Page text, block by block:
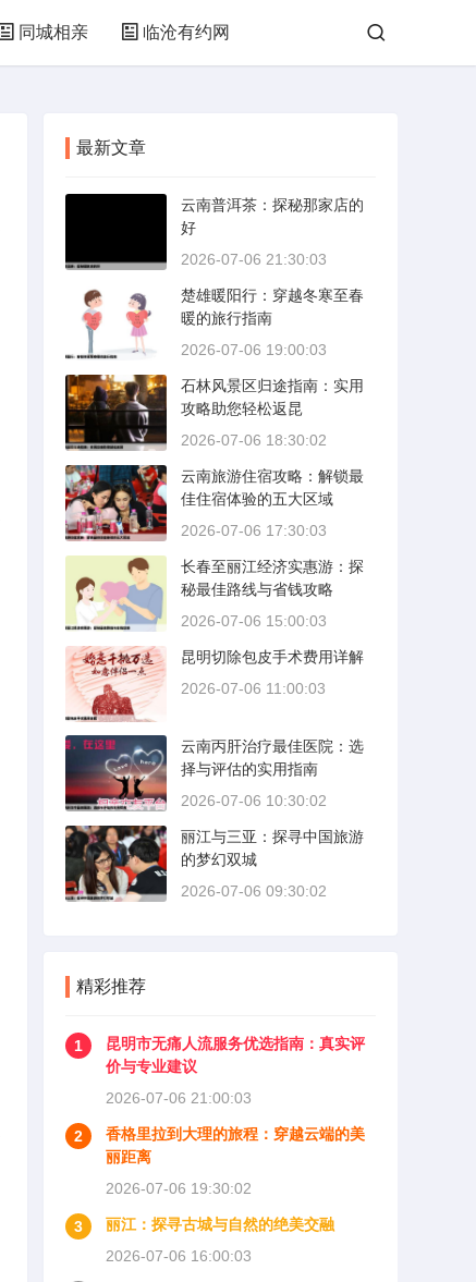
同城相亲 临沧有约网
最新文章
云南普洱茶：探秘那家店的
好
2026-07-06 21:30:03
楚雄暖阳行：穿越冬寒至春
暖的旅行指南
2026-07-06 19:00:03
石林风景区归途指南：实用
攻略助您轻松返昆
2026-07-06 18:30:02
云南旅游住宿攻略：解锁最
佳住宿体验的五大区域
2026-07-06 17:30:03
长春至丽江经济实惠游：探
秘最佳路线与省钱攻略
2026-07-06 15:00:03
昆明切除包皮手术费用详解
2026-07-06 11:00:03
云南丙肝治疗最佳医院：选
择与评估的实用指南
2026-07-06 10:30:02
丽江与三亚：探寻中国旅游
的梦幻双城
2026-07-06 09:30:02
精彩推荐
1
昆明市无痛人流服务优选指南：真实评
价与专业建议
2026-07-06 21:00:03
2
香格里拉到大理的旅程：穿越云端的美
丽距离
2026-07-06 19:30:02
3
丽江：探寻古城与自然的绝美交融
2026-07-06 16:00:03